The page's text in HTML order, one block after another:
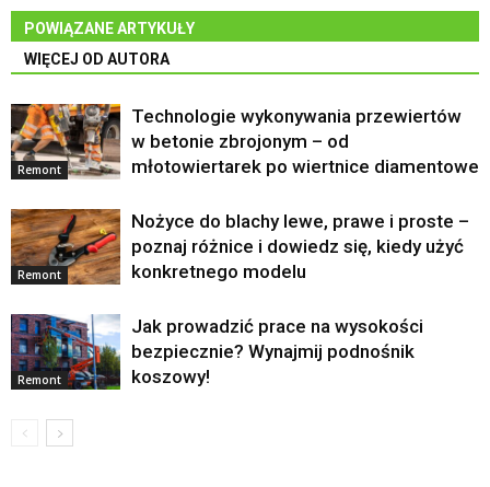
POWIĄZANE ARTYKUŁY
WIĘCEJ OD AUTORA
Remont
Technologie wykonywania przewiertów
w betonie zbrojonym – od
młotowiertarek po wiertnice diamentowe
Remont
Nożyce do blachy lewe, prawe i proste –
poznaj różnice i dowiedz się, kiedy użyć
konkretnego modelu
Remont
Jak prowadzić prace na wysokości
bezpiecznie? Wynajmij podnośnik
koszowy!